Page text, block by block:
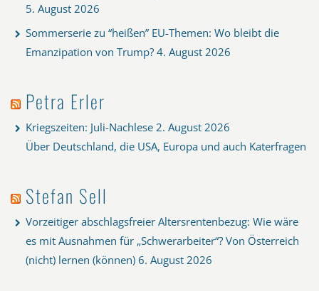
5. August 2026
Sommerserie zu “heißen” EU-Themen: Wo bleibt die
Emanzipation von Trump? 4. August 2026
Petra Erler
Kriegszeiten: Juli-Nachlese 2. August 2026
Über Deutschland, die USA, Europa und auch Katerfragen
Stefan Sell
Vorzeitiger abschlagsfreier Altersrentenbezug: Wie wäre
es mit Ausnahmen für „Schwerarbeiter“? Von Österreich
(nicht) lernen (können) 6. August 2026